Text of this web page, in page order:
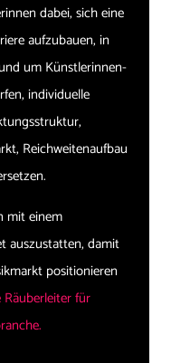
dabei, sich eine
aufzubauen, in
um Künstlerinnen-
individuelle
Reichweitenaufbau
mit einem
auszustatten, damit
positionieren
Räuberleiter für